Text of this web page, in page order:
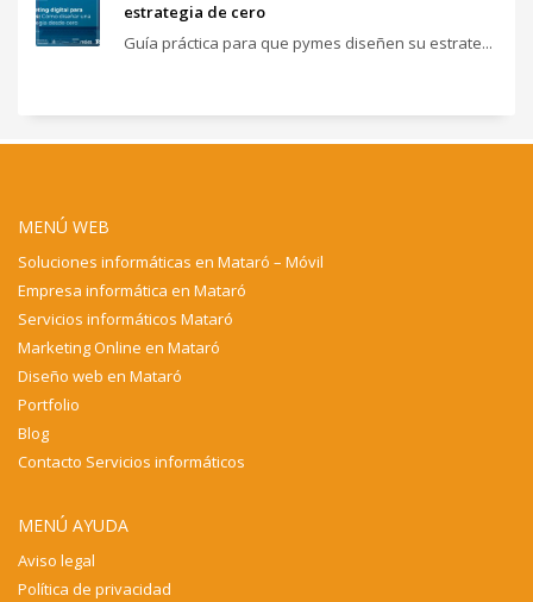
estrategia de cero
Guía práctica para que pymes diseñen su estrate...
MENÚ WEB
Soluciones informáticas en Mataró – Móvil
Empresa informática en Mataró
Servicios informáticos Mataró
Marketing Online en Mataró
Diseño web en Mataró
Portfolio
Blog
Contacto Servicios informáticos
MENÚ AYUDA
Aviso legal
Política de privacidad